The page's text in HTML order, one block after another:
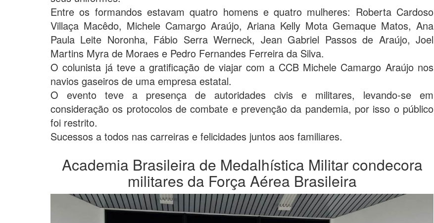
Entre os formandos estavam quatro homens e quatro mulheres: Roberta Cardoso
Villaça Macêdo, Michele Camargo Araújo, Ariana Kelly Mota Gemaque Matos, Ana
Paula Leite Noronha, Fábio Serra Werneck, Jean Gabriel Passos de Araújo, Joel
Martins Myra de Moraes e Pedro Fernandes Ferreira da Silva.
O colunista já teve a gratificação de viajar com a CCB Michele Camargo Araújo nos
navios gaseiros de uma empresa estatal.
O evento teve a presença de autoridades civis e militares, levando-se em
consideração os protocolos de combate e prevenção da pandemia, por isso o público
foi restrito.
Sucessos a todos nas carreiras e felicidades juntos aos familiares.
Academia Brasileira de Medalhística Militar condecora
militares da Força Aérea Brasileira